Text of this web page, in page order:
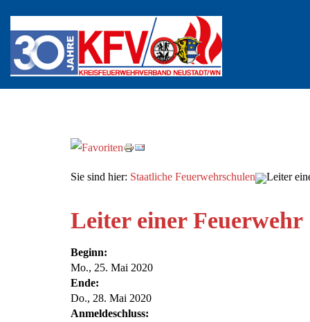
Sie sind hier: Staatliche Feuerwehrschulen Leiter
Leiter einer Feuerwehr
Beginn:
Mo., 25. Mai 2020
Ende:
Do., 28. Mai 2020
Anmelde​schluss: